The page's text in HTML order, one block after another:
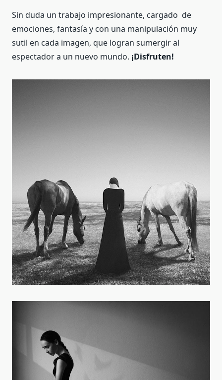
Sin duda un trabajo impresionante, cargado de
emociones, fantasía y con una manipulación muy
sutil en cada imagen, que logran sumergir al
espectador a un nuevo mundo. ¡Disfruten!